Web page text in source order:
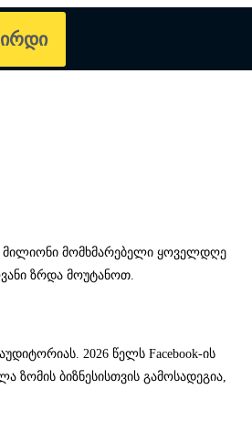
მილიონი მომხმარებელი ყოველდღე
ზრდა მოუტანოთ.
2026 წელს Facebook-ის
ბიზნესისთვის გამოსადეგია,